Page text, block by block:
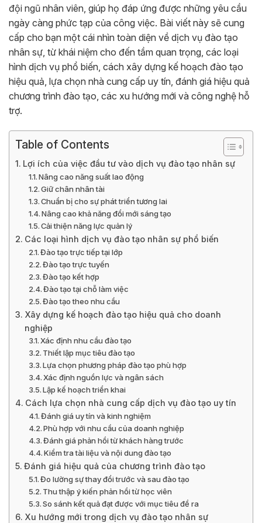
đội ngũ nhân viên, giúp họ đáp ứng được những yêu cầu
ngày càng phức tạp của công việc. Bài viết này sẽ cung
cấp cho bạn một cái nhìn toàn diện về dịch vụ đào tạo
nhân sự, từ khái niệm cho đến tầm quan trọng, các loại
hình dịch vụ phổ biến, cách xây dựng kế hoạch đào tạo
hiệu quả, lựa chọn nhà cung cấp uy tín, đánh giá hiệu quả
chương trình đào tạo, các xu hướng mới và công nghệ hỗ
trợ.
Table of Contents
Lợi ích của việc đầu tư vào dịch vụ đào tạo nhân sự
Nâng cao năng suất lao động
Giữ chân nhân tài
Chuẩn bị cho sự phát triển tương lai
Nâng cao khả năng đổi mới sáng tạo
Cải thiện năng lực quản lý
Các loại hình dịch vụ đào tạo nhân sự phổ biến
Đào tạo trực tiếp tại lớp
Đào tạo trực tuyến
Đào tạo kết hợp
Đào tạo tại chỗ làm việc
Đào tạo theo nhu cầu
Xây dựng kế hoạch đào tạo hiệu quả cho doanh
nghiệp
Xác định nhu cầu đào tạo
Thiết lập mục tiêu đào tạo
Lựa chọn phương pháp đào tạo phù hợp
Xác định nguồn lực và ngân sách
Lập kế hoạch triển khai
Cách lựa chọn nhà cung cấp dịch vụ đào tạo uy tín
Đánh giá uy tín và kinh nghiệm
Phù hợp với nhu cầu của doanh nghiệp
Đánh giá phản hồi từ khách hàng trước
Kiểm tra tài liệu và nội dung đào tạo
Đánh giá hiệu quả của chương trình đào tạo
Đo lường sự thay đổi trước và sau đào tạo
Thu thập ý kiến phản hồi từ học viên
So sánh kết quả đạt được với mục tiêu đề ra
Xu hướng mới trong dịch vụ đào tạo nhân sự